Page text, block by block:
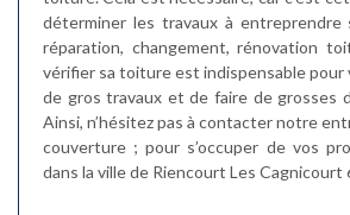
déterminer les travaux à
réparation, changement, rénovation
vérifier sa toiture est indispensable pour
de gros travaux et de faire de grosses
Ainsi, n’hésitez pas à contacter notre
couverture ; pour s’occuper de vos
dans la ville de Riencourt Les Cagnicourt